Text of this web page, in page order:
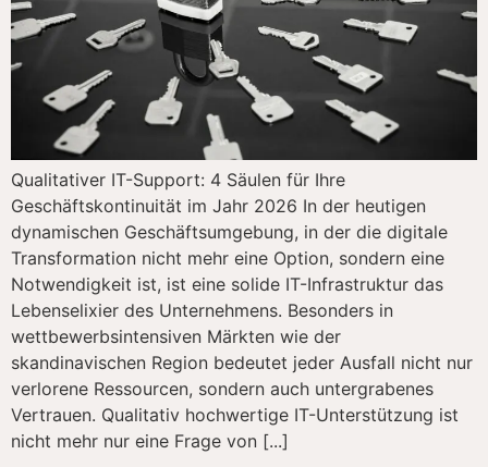
Qualitativer IT-Support: 4 Säulen für Ihre
Geschäftskontinuität im Jahr 2026 In der heutigen
dynamischen Geschäftsumgebung, in der die digitale
Transformation nicht mehr eine Option, sondern eine
Notwendigkeit ist, ist eine solide IT-Infrastruktur das
Lebenselixier des Unternehmens. Besonders in
wettbewerbsintensiven Märkten wie der
skandinavischen Region bedeutet jeder Ausfall nicht nur
verlorene Ressourcen, sondern auch untergrabenes
Vertrauen. Qualitativ hochwertige IT-Unterstützung ist
nicht mehr nur eine Frage von [...]